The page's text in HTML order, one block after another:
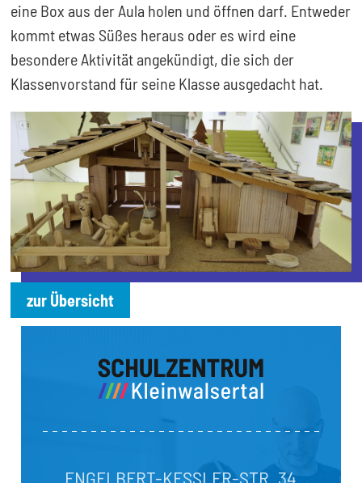
eine Box aus der Aula holen und öffnen darf. Entweder
kommt etwas Süßes heraus oder es wird eine
besondere Aktivität angekündigt, die sich der
Klassenvorstand für seine Klasse ausgedacht hat.
zur Übersicht
ENGELBERT-KESSLER-STR. 34